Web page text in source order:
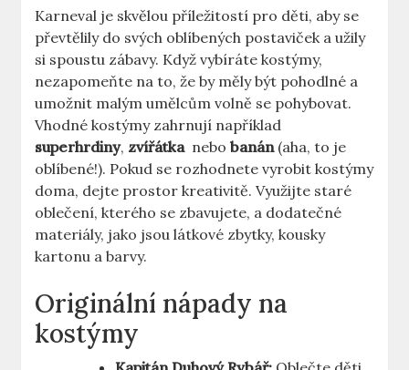
Karneval ⁢je ⁤skvělou příležitostí pro děti, aby se
⁢převtělily⁣ do svých oblíbených postaviček a užily
si spoustu zábavy. Když vybíráte kostýmy,
nezapomeňte na to, že by měly být pohodlné a
umožnit malým umělcům volně se pohybovat.
⁤Vhodné kostýmy zahrnují například
superhrdiny, zvířátka‌ nebobanán(aha, to je⁢
oblíbené!). Pokud se rozhodnete vyrobit kostýmy
doma, dejte prostor kreativitě. Využijte staré
oblečení, kterého se zbavujete, a dodatečné
materiály, jako jsou látkové zbytky, kousky
kartonu‌ a barvy.
Originální nápady na
kostýmy